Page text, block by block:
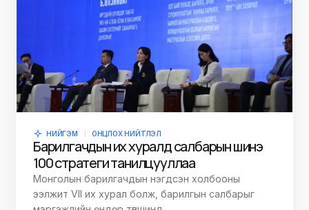
НИЙГЭМ ОНЦЛОХ НИЙТЛЭЛ
Барилгачдын их хуралд салбарын шинэ
100 стратеги танилцууллаа
Монголын барилгачдын нэгдсэн холбооны
ээлжит VII их хурал болж, барилгын салбарыг